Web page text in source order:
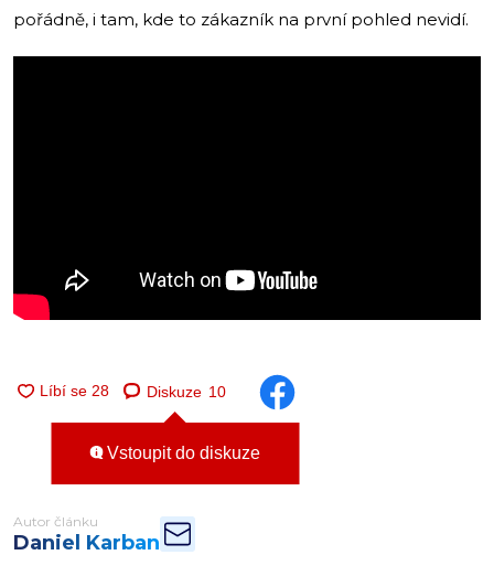
pořádně, i tam, kde to zákazník na první pohled nevidí.
Diskuze 10
Vstoupit do diskuze
Autor článku
Daniel Karban